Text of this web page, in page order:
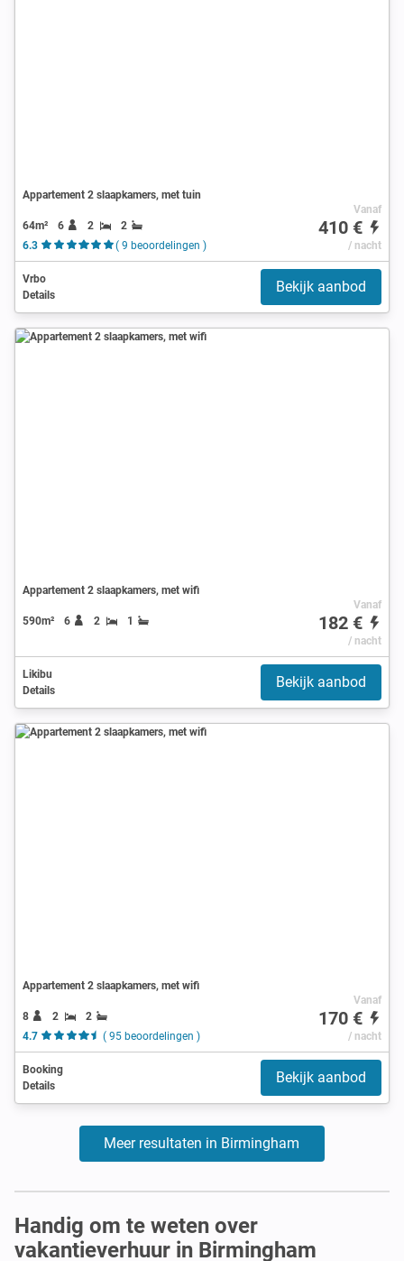
Appartement 2 slaapkamers, met tuin
64m² 6 2
2
6.3
( 9 beoordelingen )
Vanaf
410 €
/ nacht
Vrbo
Details
Bekijk aanbod
Appartement 2 slaapkamers, met wifi
590m² 6 2 1
Vanaf
182 €
/ nacht
Likibu
Details
Bekijk aanbod
Appartement 2 slaapkamers, met wifi
8 2
2
4.7
( 95 beoordelingen )
Vanaf
170 €
/ nacht
Booking
Details
Bekijk aanbod
Meer resultaten in Birmingham
Handig om te weten over
vakantieverhuur in Birmingham